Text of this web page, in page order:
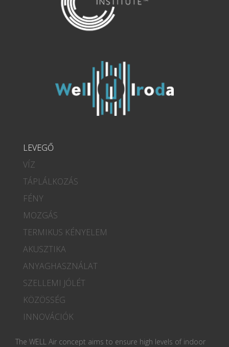
LEVEGŐ
VÍZ
TÁPLÁLKOZÁS
FÉNY
MOZGÁS
TERMIKUS KÉNYELEM
AKUSZTIKA
ANYAGHASZNÁLAT
SZELLEMI JÓLÉT
KÖZÖSSÉG
INNOVÁCIÓK
The WELL Air concept aims to ensure high levels of indoor